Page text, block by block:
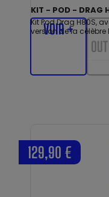
KIT - POD - DRAG
Kit Pod Drag H80S,
version de la célèbre
VOIR +
129,90 €